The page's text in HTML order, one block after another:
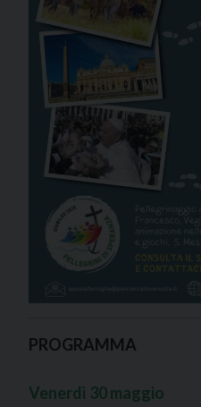
PROGRAMMA
Venerdì 30 maggio